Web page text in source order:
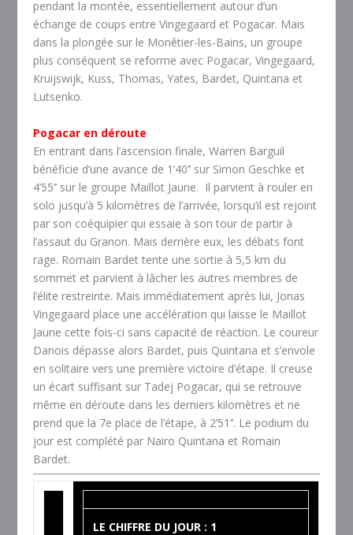
pendant la montée, essentiellement autour d’un
échange de coups entre Vingegaard et Pogacar. Mais
dans la plongée sur le Monêtier-les-Bains, un groupe
plus conséquent se reforme avec Pogacar, Vingegaard,
Kruijswijk, Kuss, Thomas, Yates, Bardet, Quintana et
Lutsenko.
Pogacar en déroute
En entrant dans l’ascension finale, Warren Barguil
bénéficie d’une avance de 1’40’’ sur Simon Geschke et
4’55’’ sur le groupe Maillot Jaune. Il parvient à rouler en
solo jusqu’à 5 kilomètres de l’arrivée, lorsqu’il est rejoint
par son coéquipier qui essaie à son tour de partir à
l’assaut du Granon. Mais derrière eux, les débats font
rage. Romain Bardet tente une sortie à 5,5 km du
sommet et parvient à lâcher les autres membres de
l’élite restreinte. Mais immédiatement après lui, Jonas
Vingegaard place une accélération qui laisse le Maillot
Jaune cette fois-ci sans capacité de réaction. Le coureur
Danois dépasse alors Bardet, puis Quintana et s’envole
en solitaire vers une première victoire d’étape. Il creuse
un écart suffisant sur Tadej Pogacar, qui se retrouve
même en déroute dans les derniers kilomètres et ne
prend que la 7e place de l’étape, à 2’51’’. Le podium du
jour est complété par Nairo Quintana et Romain
Bardet.
LE CHIFFRE DU JOUR : 1